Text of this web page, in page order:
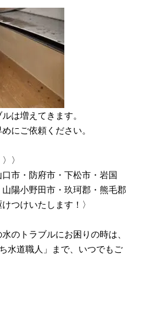
は増えてきます。
にご依頼ください。
〉
市・防府市・下松市・岩国
陽小野田市・玖珂郡・熊毛郡
つけいたします！〉
のトラブルにお困りの時は、
水道職人」まで、いつでもご